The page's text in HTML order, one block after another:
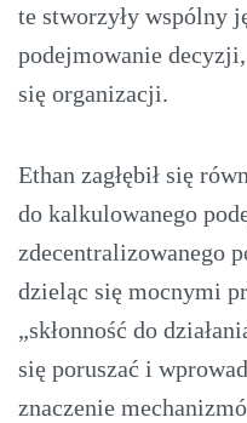
te stworzyły wspólny
podejmowanie
się organizacji.
Ethan zagłębił się
do kalkulowanego
zdecentralizowanego
dzieląc się mocnymi
„skłonność do
się poruszać i
znaczenie